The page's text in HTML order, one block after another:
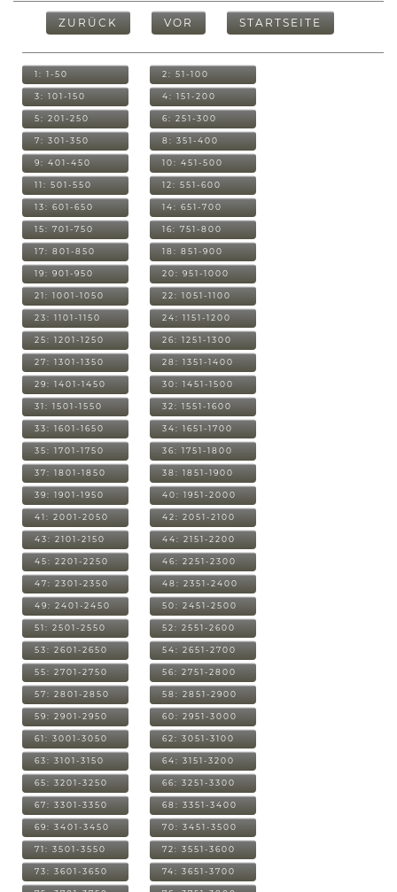
ZURÜCK VOR STARTSEITE
1: 1-50 2: 51-100
3: 101-150 4: 151-200
5: 201-250 6: 251-300
7: 301-350 8: 351-400
9: 401-450 10: 451-500
11: 501-550 12: 551-600
13: 601-650 14: 651-700
15: 701-750 16: 751-800
17: 801-850 18: 851-900
19: 901-950 20: 951-1000
21: 1001-1050 22: 1051-1100
23: 1101-1150 24: 1151-1200
25: 1201-1250 26: 1251-1300
27: 1301-1350 28: 1351-1400
29: 1401-1450 30: 1451-1500
31: 1501-1550 32: 1551-1600
33: 1601-1650 34: 1651-1700
35: 1701-1750 36: 1751-1800
37: 1801-1850 38: 1851-1900
39: 1901-1950 40: 1951-2000
41: 2001-2050 42: 2051-2100
43: 2101-2150 44: 2151-2200
45: 2201-2250 46: 2251-2300
47: 2301-2350 48: 2351-2400
49: 2401-2450 50: 2451-2500
51: 2501-2550 52: 2551-2600
53: 2601-2650 54: 2651-2700
55: 2701-2750 56: 2751-2800
57: 2801-2850 58: 2851-2900
59: 2901-2950 60: 2951-3000
61: 3001-3050 62: 3051-3100
63: 3101-3150 64: 3151-3200
65: 3201-3250 66: 3251-3300
67: 3301-3350 68: 3351-3400
69: 3401-3450 70: 3451-3500
71: 3501-3550 72: 3551-3600
73: 3601-3650 74: 3651-3700